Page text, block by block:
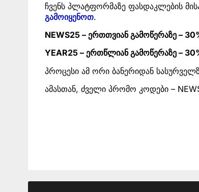
ჩვენს პლატფორმაზე ფასდაკლების
გამოიყენოთ.
NEWS25 – ერთთვიან გამოწერაზე –
YEAR25 – ერთწლიან გამოწერაზე –
პროცესი ამ ორი ბანერიდან
ამასთან, ძველი პრომო კოდები –